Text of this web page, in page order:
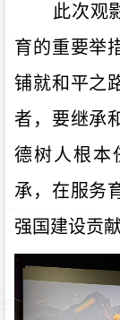
此次观
育的重要举
铺就和平之
者，要继承
德树人根本
承，在服务
强国建设贡献